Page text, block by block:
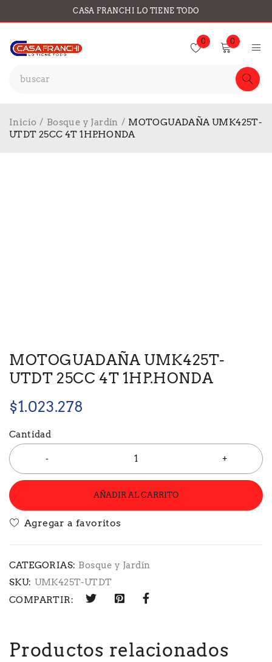
CASA FRANCHI LO TIENE TODO
0 0
Inicio / Bosque y Jardín / MOTOGUADAÑA UMK425T-
UTDT 25CC 4T 1HP.HONDA
MOTOGUADAÑA UMK425T-
UTDT 25CC 4T 1HP.HONDA
$1.023.278
Cantidad
AÑADIR AL CARRITO
CATEGORIAS: Bosque y Jardín
SKU: UMK425T-UTDT
COMPARTIR:
Productos relacionados